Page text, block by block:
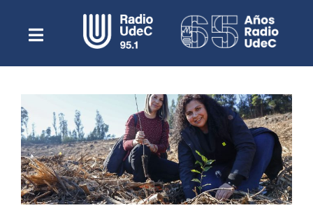
contenidoToggle
NavigationEscuchar Radio UdeC en vivo
Quiénes Somos
Programación
Podcast
Noticias
Reportajes